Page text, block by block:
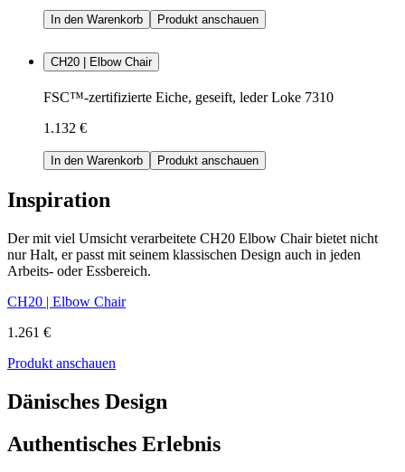
In den Warenkorb Produkt anschauen
CH20 | Elbow Chair
FSC™-zertifizierte Eiche, geseift, leder Loke 7310
1.132 €
In den Warenkorb Produkt anschauen
Inspiration
Der mit viel Umsicht verarbeitete CH20 Elbow Chair bietet nicht
nur Halt, er passt mit seinem klassischen Design auch in jeden
Arbeits- oder Essbereich.
CH20 | Elbow Chair
1.261 €
Produkt anschauen
Dänisches Design
Authentisches Erlebnis